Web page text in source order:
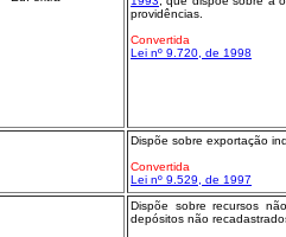
providências.
Convertida
Lei nº 9.720, de 1998
Dispõe sobre exportação
Convertida
Lei nº 9.529, de 1997
Dispõe sobre recursos
depósitos não